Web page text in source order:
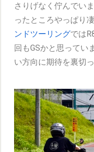
さりげなく佇んでい
ったところやっぱり
ンドツーリングでは
回もGSかと思ってい
い方向に期待を裏切